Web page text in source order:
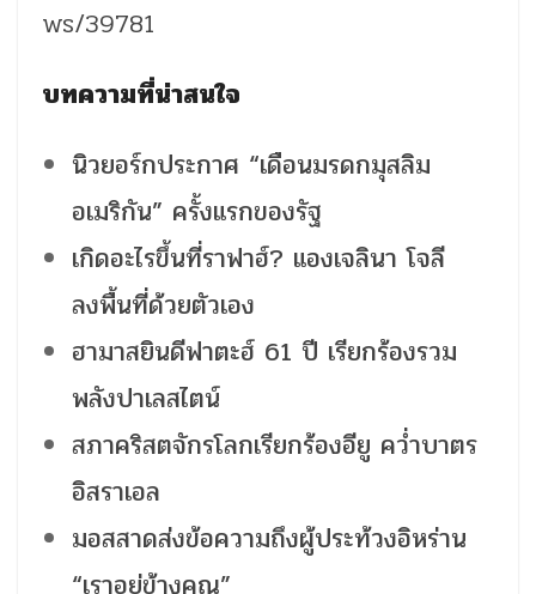
ws/39781
บทความที่น่าสนใจ
นิวยอร์กประกาศ “เดือนมรดกมุสลิม
อเมริกัน” ครั้งแรกของรัฐ
เกิดอะไรขึ้นที่ราฟาฮ์? แองเจลินา โจลี
ลงพื้นที่ด้วยตัวเอง
ฮามาสยินดีฟาตะฮ์ 61 ปี เรียกร้องรวม
พลังปาเลสไตน์
สภาคริสตจักรโลกเรียกร้องอียู คว่ำบาตร
อิสราเอล
มอสสาดส่งข้อความถึงผู้ประท้วงอิหร่าน
“เราอยู่ข้างคุณ”